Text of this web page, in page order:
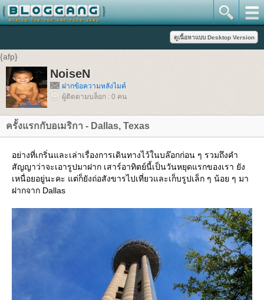
{afp}
NoiseN
ฝากข้อความหลังไมค์
ผู้ติดตามบล็อก : 0 คน
ครั้งแรกกับอเมริกา - Dallas, Texas
อย่างที่เกริ่นและเล่าเรื่องการเดินทางไว้ในบล๊อกก่อน ๆ รวมถึงคำ
สัญญาว่าจะเอารูปมาฝาก เสาร์อาทิตย์นี้เป็นวันหยุดแรกของเรา ยัง
เหนื่อยอยู่นะคะ แต่ก็ยังถ่อสังขารไปเที่ยวและเก็บรูปเล็ก ๆ น้อย ๆ มา
ฝากจาก Dallas